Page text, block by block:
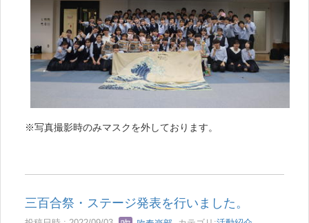
※写真撮影時のみマスクを外しております。
三百合祭・ステージ発表を行いました。